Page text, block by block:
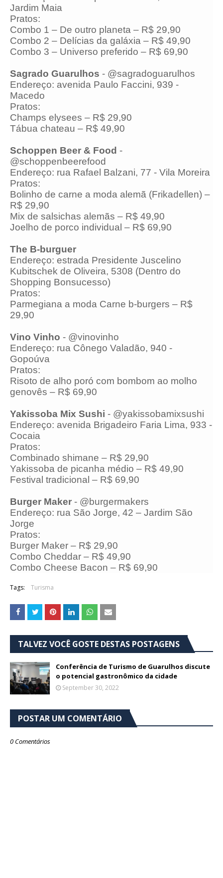
Jardim Maia
Pratos:
Combo 1 – De outro planeta – R$ 29,90
Combo 2 – Delícias da galáxia – R$ 49,90
Combo 3 – Universo preferido – R$ 69,90
Sagrado Guarulhos - @sagradoguarulhos
Endereço: avenida Paulo Faccini, 939 -
Macedo
Pratos:
Champs elysees – R$ 29,90
Tábua chateau – R$ 49,90
Schoppen Beer & Food -
@schoppenbeerefood
Endereço: rua Rafael Balzani, 77 - Vila Moreira
Pratos:
Bolinho de carne a moda alemã (Frikadellen) –
R$ 29,90
Mix de salsichas alemãs – R$ 49,90
Joelho de porco individual – R$ 69,90
The B-burguer
Endereço: estrada Presidente Juscelino
Kubitschek de Oliveira, 5308 (Dentro do
Shopping Bonsucesso)
Pratos:
Parmegiana a moda Carne b-burgers – R$
29,90
Vino Vinho - @vinovinho
Endereço: rua Cônego Valadão, 940 -
Gopoúva
Pratos:
Risoto de alho poró com bombom ao molho
genovês – R$ 69,90
Yakissoba Mix Sushi - @yakissobamixsushi
Endereço: avenida Brigadeiro Faria Lima, 933 -
Cocaia
Pratos:
Combinado shimane – R$ 29,90
Yakissoba de picanha médio – R$ 49,90
Festival tradicional – R$ 69,90
Burger Maker - @burgermakers
Endereço: rua São Jorge, 42 – Jardim São
Jorge
Pratos:
Burger Maker – R$ 29,90
Combo Cheddar – R$ 49,90
Combo Cheese Bacon – R$ 69,90
Tags: Turisma
TALVEZ VOCÊ GOSTE DESTAS POSTAGENS
Conferência de Turismo de Guarulhos discute
o potencial gastronômico da cidade
September 30, 2022
POSTAR UM COMENTÁRIO
0 Comentários